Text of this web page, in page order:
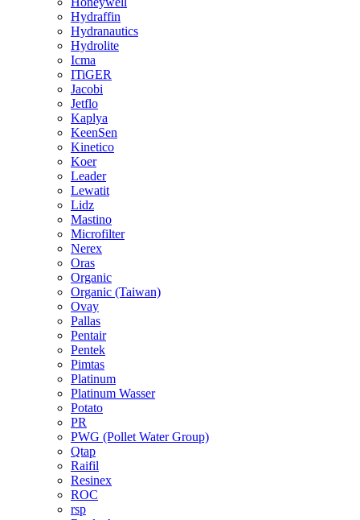
Hydraffin
Hydranautics
Hydrolite
Icma
ITiGER
Jacobi
Jetflo
Kaplya
KeenSen
Kinetico
Koer
Leader
Lewatit
Lidz
Mastino
Microfilter
Nerex
Oras
Organic
Organic (Taiwan)
Ovay
Pallas
Pentair
Pentek
Pimtas
Platinum
Platinum Wasser
Potato
PR
PWG (Pollet Water Group)
Qtap
Raifil
Resinex
ROC
rsp